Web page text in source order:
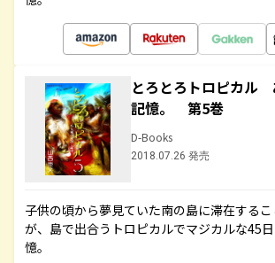
とろとろトロピカル
記憶。 第5巻
D-Books
2018.07.26 発売
子供の頃から夢見ていた南の島に滞在する
が、島で出合うトロピカルでマジカルな45
憶。